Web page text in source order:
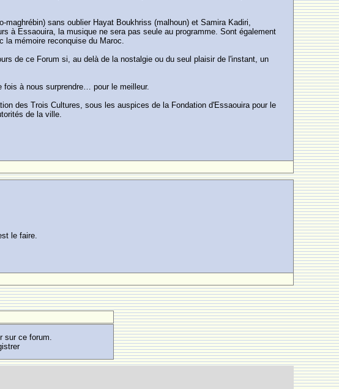
sans oublier Hayat Boukhriss (malhoun) et Samira Kadiri,
à Essaouira, la musique ne sera pas seule au programme. Sont également
la mémoire reconquise du Maroc.
de ce Forum si, au delà de la nostalgie ou du seul plaisir de l'instant, un
fois à nous surprendre… pour le meilleur.
des Trois Cultures, sous les auspices de la Fondation d'Essaouira pour le
de la ville.
le faire.
sur ce forum.